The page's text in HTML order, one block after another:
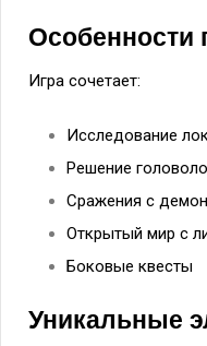
Особенности
Игра сочетает:
Исследование
Решение
Сражения с
Открытый мир с
Боковые квесты
Уникальные